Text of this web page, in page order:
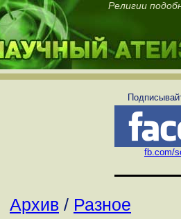
Религии
fb.com/
Архив / Разное